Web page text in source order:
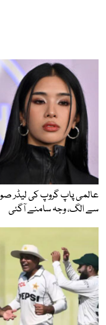
عالمی پاپ گروپ کی لیڈر
سے الگ، وجہ سامنے آگئی